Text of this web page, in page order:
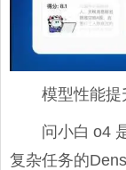
模型性能提
问小白 o4
复杂任务的